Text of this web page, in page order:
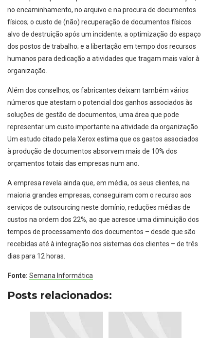
no encaminhamento, no arquivo e na procura de documentos
físicos; o custo de (não) recuperação de documentos físicos
alvo de destruição após um incidente; a optimização do espaço
dos postos de trabalho; e a libertação em tempo dos recursos
humanos para dedicação a atividades que tragam mais valor à
organização.
Além dos conselhos, os fabricantes deixam também vários
números que atestam o potencial dos ganhos associados às
soluções de gestão de documentos, uma área que pode
representar um custo importante na atividade da organização.
Um estudo citado pela Xerox estima que os gastos associados
à produção de documentos absorvem mais de 10% dos
orçamentos totais das empresas num ano.
A empresa revela ainda que, em média, os seus clientes, na
maioria grandes empresas, conseguiram com o recurso aos
serviços de outsourcing neste domínio, reduções médias de
custos na ordem dos 22%, ao que acresce uma diminuição dos
tempos de processamento dos documentos – desde que são
recebidas até à integração nos sistemas dos clientes – de três
dias para 12 horas.
Fonte: Semana Informática
Posts relacionados: